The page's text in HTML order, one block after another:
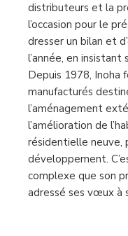
distributeurs et la
l’occasion pour le
dresser un bilan et
l’année, en insistant
Depuis 1978, Inoha
manufacturés
l’aménagement
l’amélioration de
résidentielle neuve,
développement.
complexe que son
adressé ses vœux à